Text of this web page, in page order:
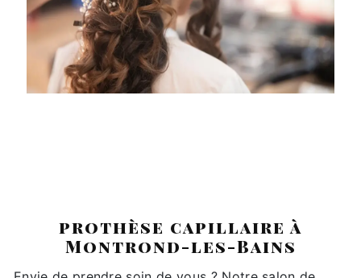
prothèse capillaire à
Montrond-les-Bains